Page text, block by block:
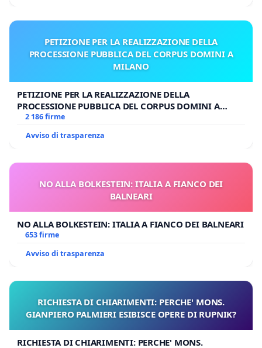
PETIZIONE PER LA REALIZZAZIONE DELLA
PROCESSIONE PUBBLICA DEL CORPUS DOMINI A
MILANO
PETIZIONE PER LA REALIZZAZIONE DELLA
PROCESSIONE PUBBLICA DEL CORPUS DOMINI A
MILANO
2 186 firme
Avviso di trasparenza
NO ALLA BOLKESTEIN: ITALIA A FIANCO DEI
BALNEARI
NO ALLA BOLKESTEIN: ITALIA A FIANCO DEI BALNEARI
653 firme
Avviso di trasparenza
RICHIESTA DI CHIARIMENTI: PERCHE' MONS.
GIANPIERO PALMIERI ESIBISCE OPERE DI RUPNIK?
RICHIESTA DI CHIARIMENTI: PERCHE' MONS.